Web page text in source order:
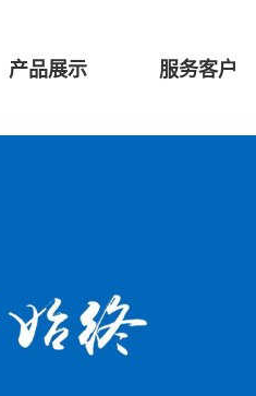
产品展示 服务客户